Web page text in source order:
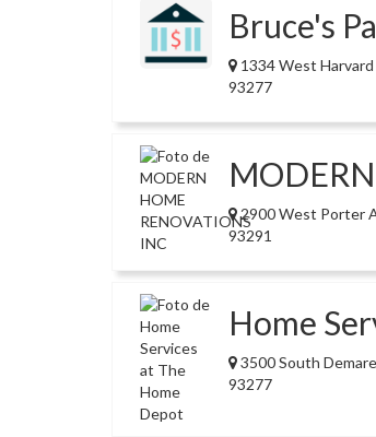
Bruce's
1334 West
93277
2900 West Porter
93291
Home
3500 South
93277